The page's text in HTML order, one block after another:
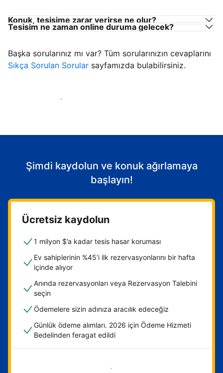
Konuk, tesisime zarar verirse ne olur?
Tesisim ne zaman online duruma gelecek?
Başka sorularınız mı var? Tüm sorularınızın cevaplarını
Sıkça Sorulan Sorular sayfamızda bulabilirsiniz.
Konuk ağırlamaya başla
Şimdi kaydolun ve konuk ağırlamaya
başlayın!
Ücretsiz kaydolun
1 milyon $’a kadar tesis hasar koruması
Ev sahiplerinin %45’i ilk rezervasyonlarını bir hafta
içinde alıyor
Anında rezervasyonları veya Rezervasyon Talebini
seçin
Ödemelere sizin adınıza aracılık edeceğiz
Günlük ödeme alımları. 2026 için Ödeme Hizmeti
Bedelinden feragat edildi
Hemen başla